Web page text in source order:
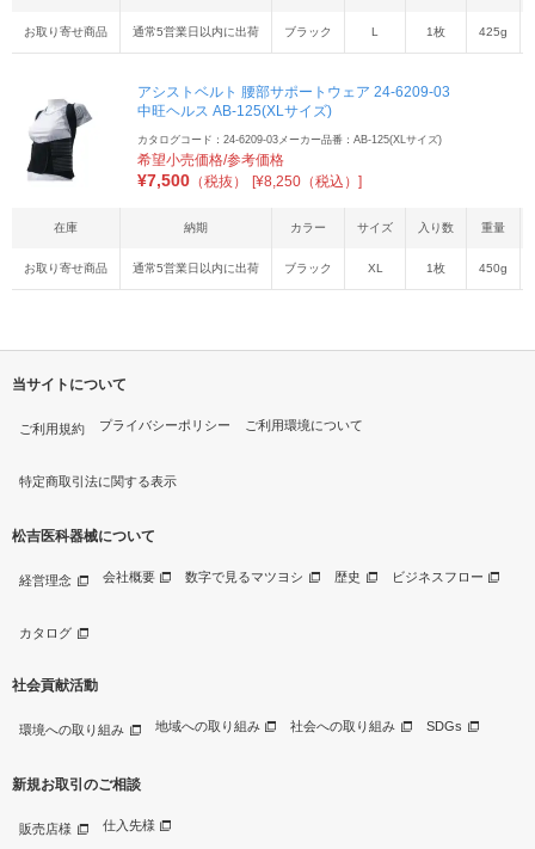
お取り寄せ商品 通常5営業日以内に出荷 ブラック L 1枚 425g
アシストベルト 腰部サポートウェア 24-6209-03
中旺ヘルス AB-125(XLサイズ)
カタログコード：24-6209-03メーカー品番：AB-125(XLサイズ)
希望小売価格/参考価格
¥7,500 （税抜） [¥8,250（税込）]
在庫 納期 カラー サイズ 入り数 重量
お取り寄せ商品 通常5営業日以内に出荷 ブラック XL 1枚 450g
当サイトについて
ご利用規約 プライバシーポリシー ご利用環境について
特定商取引法に関する表示
松吉医科器械について
経営理念 会社概要 数字で見るマツヨシ 歴史 ビジネスフロー
カタログ
社会貢献活動
環境への取り組み 地域への取り組み 社会への取り組み SDGs
新規お取引のご相談
販売店様 仕入先様